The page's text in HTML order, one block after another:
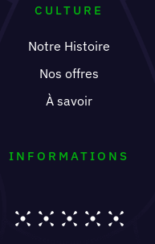
CULTURE
Notre Histoire
Nos offres
À savoir
INFORMATIONS